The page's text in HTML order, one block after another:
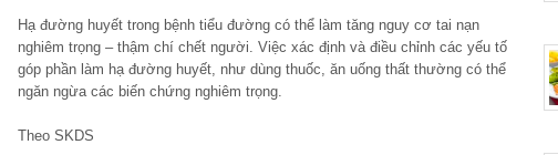
Hạ đường huyết trong bệnh tiểu đường có thể làm tăng nguy cơ tai nạn
nghiêm trọng – thậm chí chết người. Việc xác định và điều chỉnh các yếu tố
góp phần làm hạ đường huyết, như dùng thuốc, ăn uống thất thường có thể
ngăn ngừa các biến chứng nghiêm trọng.
Theo SKDS